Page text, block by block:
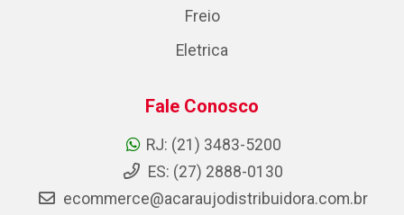
Freio
Eletrica
Fale Conosco
RJ: (21) 3483-5200
ES: (27) 2888-0130
ecommerce@acaraujodistribuidora.com.br